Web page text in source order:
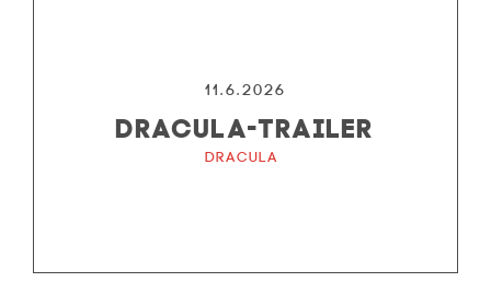
11.6.2026
DRACULA-TRAILER
Dracula